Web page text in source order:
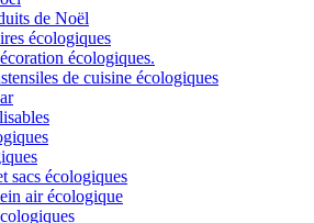
de Noël
écologiques
écologiques.
de cuisine écologiques
sacs écologiques
air écologique